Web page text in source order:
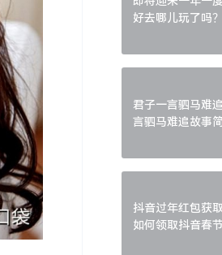
好去哪儿玩了吗？
君子一言驷马难
言驷马难追故事
抖音过年红包获
如何领取抖音春